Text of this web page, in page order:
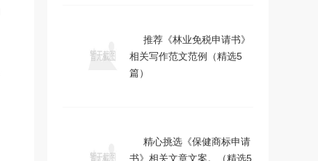
推荐《林业免税申请书》
相关写作范文范例（精选5
篇）
精心挑选《保健商标申请
书》相关文章文案。（精选5